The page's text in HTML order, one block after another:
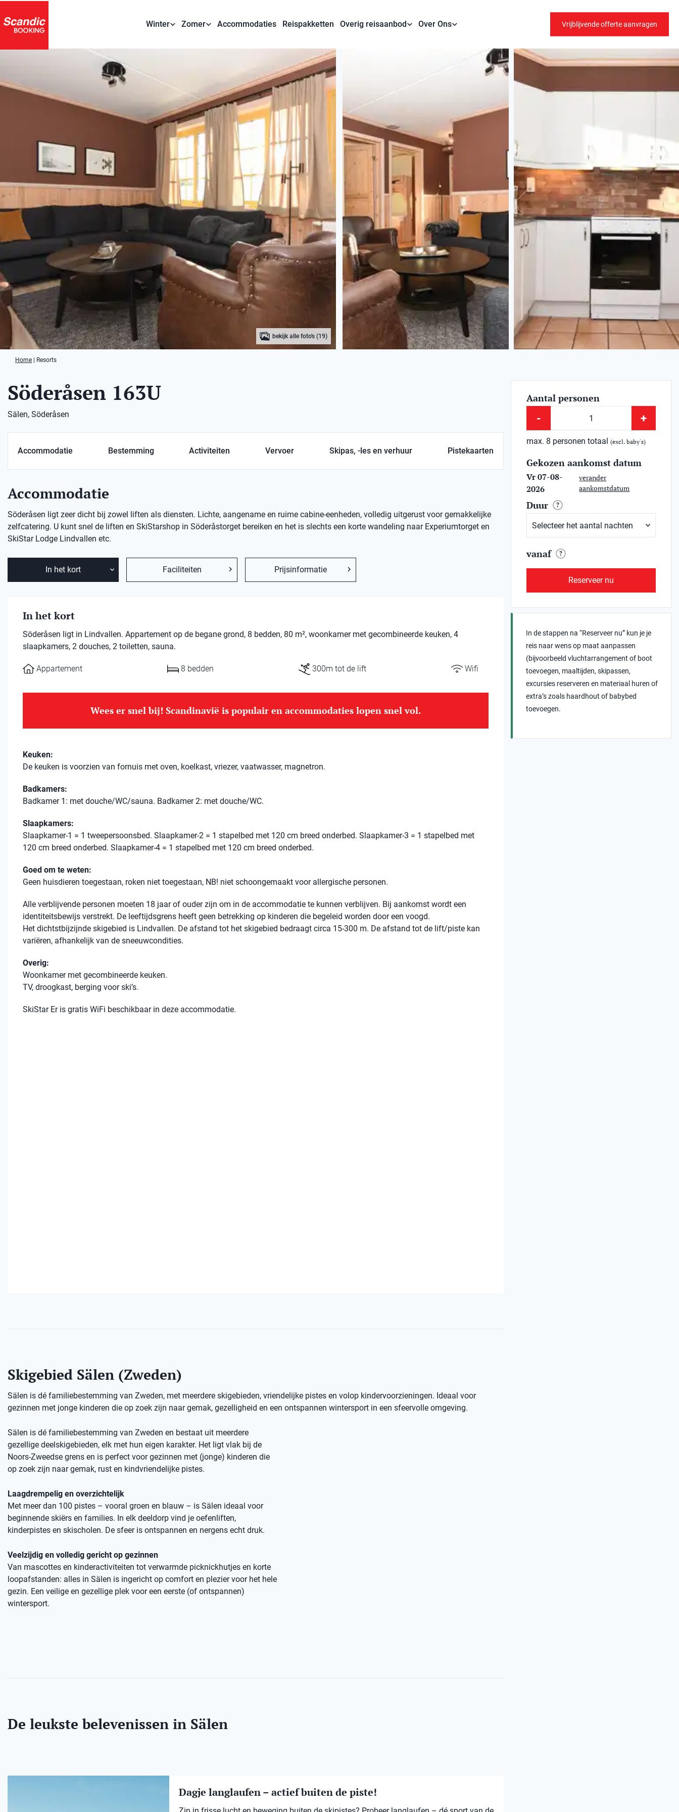
Winter Zomer Accommodaties Reispakketten Overig reisaanbod Over Ons Vrijblijvende offerte aanvragen
bekijk alle foto's (19)
Home Resorts
Söderåsen 163U
Sälen, Söderåsen
Accommodatie Bestemming Activiteiten Vervoer Skipas, -les en verhuur Pistekaarten
Accommodatie
Söderåsen ligt zeer dicht bij zowel liften als diensten. Lichte, aangename en ruime cabine-eenheden, volledig uitgerust voor gemakkelijke
zelfcatering. U kunt snel de liften en SkiStarshop in Söderåstorget bereiken en het is slechts een korte wandeling naar Experiumtorget en
SkiStar Lodge Lindvallen etc.
In het kort Faciliteiten Prijsinformatie
In het kort
Söderåsen ligt in Lindvallen. Appartement op de begane grond, 8 bedden, 80 m², woonkamer met gecombineerde keuken, 4
slaapkamers, 2 douches, 2 toiletten, sauna.
Appartement 8 bedden 300m tot de lift Wifi
Wees er snel bij! Scandinavië is populair en accommodaties lopen snel vol.
Keuken:
De keuken is voorzien van fornuis met oven, koelkast, vriezer, vaatwasser, magnetron.
Badkamers:
Badkamer 1: met douche/WC/sauna. Badkamer 2: met douche/WC.
Slaapkamers:
Slaapkamer-1 = 1 tweepersoonsbed. Slaapkamer-2 = 1 stapelbed met 120 cm breed onderbed. Slaapkamer-3 = 1 stapelbed met
120 cm breed onderbed. Slaapkamer-4 = 1 stapelbed met 120 cm breed onderbed.
Goed om te weten:
Geen huisdieren toegestaan, roken niet toegestaan, NB! niet schoongemaakt voor allergische personen.
Alle verblijvende personen moeten 18 jaar of ouder zijn om in de accommodatie te kunnen verblijven. Bij aankomst wordt een
identiteitsbewijs verstrekt. De leeftijdsgrens heeft geen betrekking op kinderen die begeleid worden door een voogd.
Het dichtstbijzijnde skigebied is Lindvallen. De afstand tot het skigebied bedraagt ​​circa 15-300 m. De afstand tot de lift/piste kan
variëren, afhankelijk van de sneeuwcondities.
Overig:
Woonkamer met gecombineerde keuken.
TV, droogkast, berging voor ski’s.
SkiStar Er is gratis WiFi beschikbaar in deze accommodatie.
Skigebied Sälen (Zweden)
Sälen is dé familiebestemming van Zweden, met meerdere skigebieden, vriendelijke pistes en volop kindervoorzieningen. Ideaal voor
gezinnen met jonge kinderen die op zoek zijn naar gemak, gezelligheid en een ontspannen wintersport in een sfeervolle omgeving.
Sälen is dé familiebestemming van Zweden en bestaat uit meerdere
gezellige deelskigebieden, elk met hun eigen karakter. Het ligt vlak bij de
Noors-Zweedse grens en is perfect voor gezinnen met (jonge) kinderen die
op zoek zijn naar gemak, rust en kindvriendelijke pistes.
Laagdrempelig en overzichtelijk
Met meer dan 100 pistes – vooral groen en blauw – is Sälen ideaal voor
beginnende skiërs en families. In elk deeldorp vind je oefenliften,
kinderpistes en skischolen. De sfeer is ontspannen en nergens echt druk.
Veelzijdig en volledig gericht op gezinnen
Van mascottes en kinderactiviteiten tot verwarmde picknickhutjes en korte
loopafstanden: alles in Sälen is ingericht op comfort en plezier voor het hele
gezin. Een veilige en gezellige plek voor een eerste (of ontspannen)
wintersport.
De leukste belevenissen in Sälen
Dagje langlaufen – actief buiten de piste!
Aantal personen
- +
max. 8 personen totaal(excl. baby's)
Gekozen aankomst datum
Vr 07-08-
2026
verander
aankomstdatum
Duur ?
vanaf ?
Reserveer nu
In de stappen na “Reserveer nu” kun je je
reis naar wens op maat aanpassen
(bijvoorbeeld vluchtarrangement of boot
toevoegen, maaltijden, skipassen,
excursies reserveren en materiaal huren of
extra’s zoals haardhout of babybed
toevoegen.